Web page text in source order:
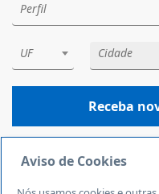
Perfil
UF Cidade
Receba
Aviso de Cookies